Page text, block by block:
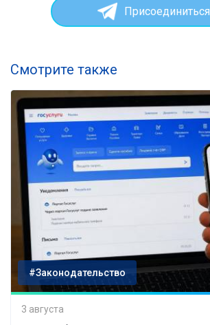
Присоединиться
Смотрите также
#Законодательство
3 августа